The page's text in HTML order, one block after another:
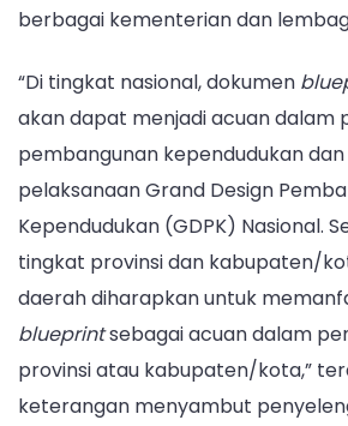
berbagai kementerian dan
“Di tingkat nasional, dokumen
akan dapat menjadi acuan dalam
pembangunan kependudukan
pelaksanaan Grand Design
Kependudukan (GDPK) Nasional.
tingkat provinsi dan kabupaten/
daerah diharapkan untuk
blueprintsebagai acuan dalam
provinsi atau kabupaten/kota,”
keterangan menyambut